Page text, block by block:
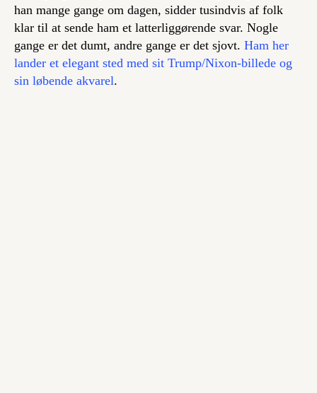
han mange gange om dagen, sidder tusindvis af folk
klar til at sende ham et latterliggørende svar. Nogle
gange er det dumt, andre gange er det sjovt. Ham her
lander et elegant sted med sit Trump/Nixon-billede og
sin løbende akvarel.